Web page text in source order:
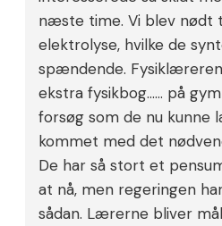
næste time. Vi blev nødt
elektrolyse, hvilke de
spændende.
ekstra fysikbog…… på
forsøg som de nu kunne
kommet med det
De har så stort et
at nå, men regeringen
sådan. Lærerne bliver